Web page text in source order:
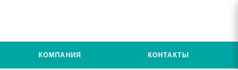
КОМПАНИЯ КОНТАКТЫ